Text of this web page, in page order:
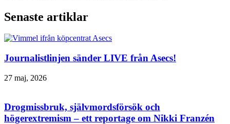
Senaste artiklar
Journalistlinjen sänder LIVE från Asecs!
27 maj, 2026
Drogmissbruk, självmordsförsök och
högerextremism – ett reportage om Nikki Franzén